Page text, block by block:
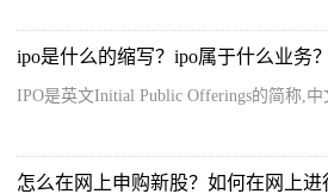
ipo是什么的缩写？ipo属于什么业务？
IPO是英文Initial Public Offerings的简称,
怎么在网上申购新股？如何在网上进